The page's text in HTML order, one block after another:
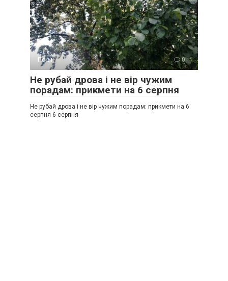
Події 0
Не рубай дрова і не вір чужим
порадам: прикмети на 6 серпня
Не рубай дрова і не вір чужим порадам: прикмети на 6
серпня 6 серпня